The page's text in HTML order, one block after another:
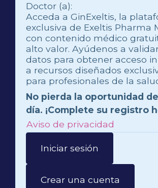
Doctor (a):
Acceda a GinExeltis, la
exclusiva de Exeltis Pharma
con contenido médico
alto valor. Ayúdenos a
datos para obtener acceso
a recursos diseñados
para profesionales de la
No pierda la oportunidad
día. ¡Complete su registro
Aviso de privacidad
Iniciar sesión
Crear una cuenta